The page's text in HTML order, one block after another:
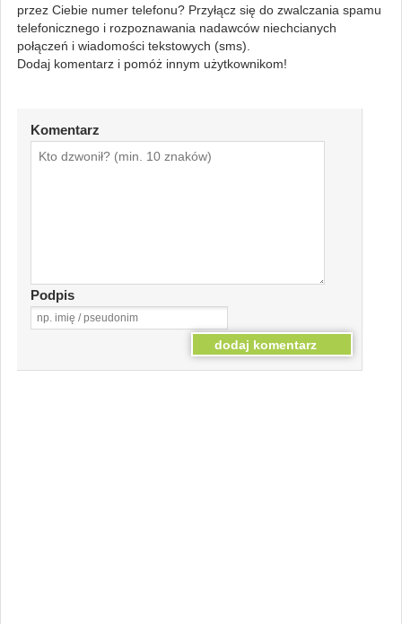
przez Ciebie numer telefonu? Przyłącz się do zwalczania spamu
telefonicznego i rozpoznawania nadawców niechcianych
połączeń i wiadomości tekstowych (sms).
Dodaj komentarz i pomóż innym użytkownikom!
Komentarz
Podpis